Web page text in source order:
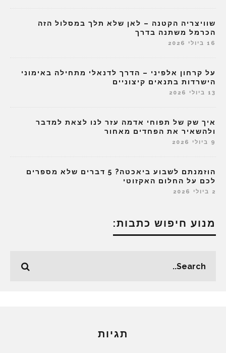
שוויצריה הקטנה – לאן שלא תלך במסלול הזה
הכרמל משתנה בדרך
16 ביולי 2026
על קרחון אלפיני – הדרך לדנאלי מתחילה באימוני
הישרדות בתנאים קיצוניים
13 ביולי 2026
איך שק של תפוחי אדמה עזר לנו לצאת למדבר
ולהשאיר את הפחדים מאחור
9 ביולי 2026
הוזמנתם לשבוע ביאכטה? 5 דברים שלא מספרים
לכם על החלום האקזוטי
2 ביולי 2026
מנוע חיפוש כתבות:
תגיות